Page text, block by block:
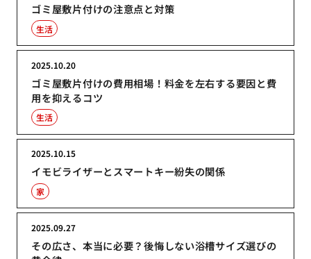
ゴミ屋敷片付けの注意点と対策
生活
ゴミ屋敷片付けの費用相場！料金を左右する要因と費
用を抑えるコツ
2025.10.20
生活
イモビライザーとスマートキー紛失の関係
2025.10.15
家
その広さ、本当に必要？後悔しない浴槽サイズ選びの
2025.09.27